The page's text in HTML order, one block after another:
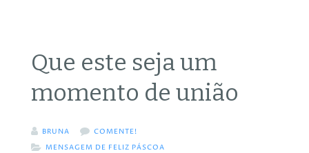
Que este seja um
momento de união
BRUNA
COMENTE!
MENSAGEM DE FELIZ PÁSCOA